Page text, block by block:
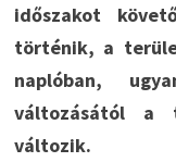
időszakot
történik, a
naplóban,
változásától a
változik.